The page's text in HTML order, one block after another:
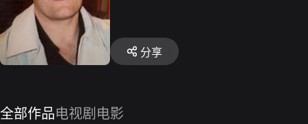
分享
全部作品电视剧 电影